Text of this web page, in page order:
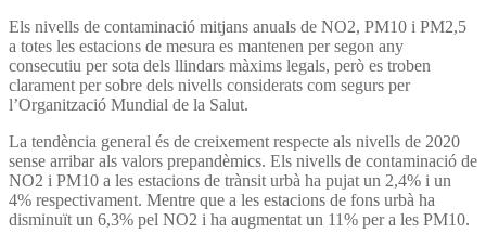
Els nivells de contaminació mitjans anuals de NO2, PM10 i PM2,5
a totes les estacions de mesura es mantenen per segon any
consecutiu per sota dels llindars màxims legals, però es troben
clarament per sobre dels nivells considerats com segurs per
l’Organització Mundial de la Salut.
La tendència general és de creixement respecte als nivells de 2020
sense arribar als valors prepandèmics. Els nivells de contaminació de
NO2 i PM10 a les estacions de trànsit urbà ha pujat un 2,4% i un
4% respectivament. Mentre que a les estacions de fons urbà ha
disminuït un 6,3% pel NO2 i ha augmentat un 11% per a les PM10.